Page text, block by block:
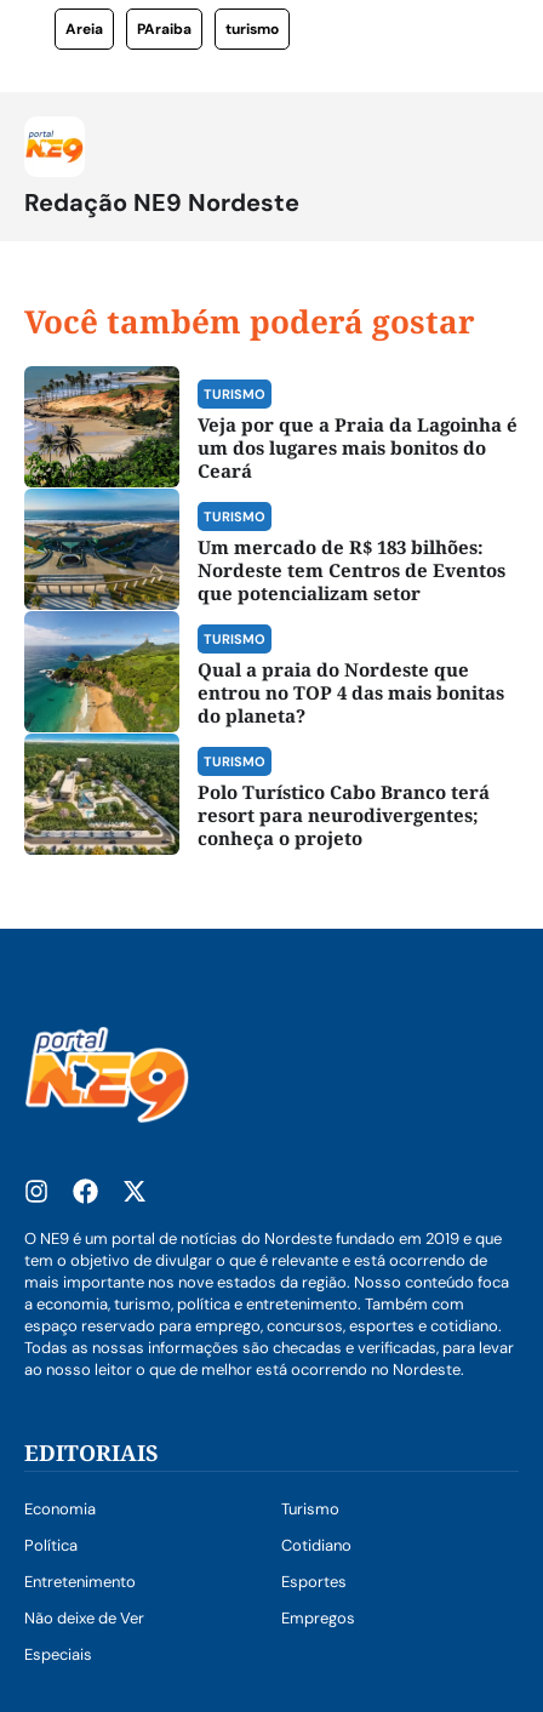
Areia PAraiba turismo
Redação NE9 Nordeste
Você também poderá gostar
TURISMO
Veja por que a Praia da Lagoinha é
um dos lugares mais bonitos do
Ceará
TURISMO
Um mercado de R$ 183 bilhões:
Nordeste tem Centros de Eventos
que potencializam setor
TURISMO
Qual a praia do Nordeste que
entrou no TOP 4 das mais bonitas
do planeta?
TURISMO
Polo Turístico Cabo Branco terá
resort para neurodivergentes;
conheça o projeto
O NE9 é um portal de notícias do Nordeste fundado em 2019 e que
tem o objetivo de divulgar o que é relevante e está ocorrendo de
mais importante nos nove estados da região. Nosso conteúdo foca
a economia, turismo, política e entretenimento. Também com
espaço reservado para emprego, concursos, esportes e cotidiano.
Todas as nossas informações são checadas e verificadas, para levar
ao nosso leitor o que de melhor está ocorrendo no Nordeste.
EDITORIAIS
Economia
Turismo
Política
Cotidiano
Entretenimento
Esportes
Não deixe de Ver
Empregos
Especiais